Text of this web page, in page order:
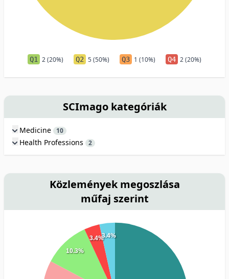
Q1 2 (20%) Q2 5 (50%) Q3 1 (10%) Q4 2 (20%)
SCImago kategóriák
Medicine 10
Health Professions 2
Közlemények megoszlása
műfaj szerint
10.3%
3.4%3.4%